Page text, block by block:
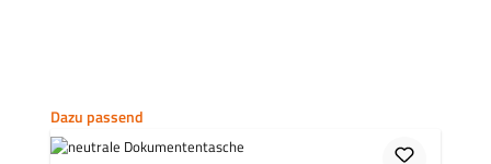
Produktgalerie überspringen
Dazu passend